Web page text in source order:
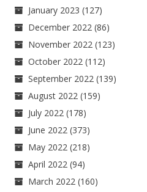
January 2023 (127)
December 2022 (86)
November 2022 (123)
October 2022 (112)
September 2022 (139)
August 2022 (159)
July 2022 (178)
June 2022 (373)
May 2022 (218)
April 2022 (94)
March 2022 (160)